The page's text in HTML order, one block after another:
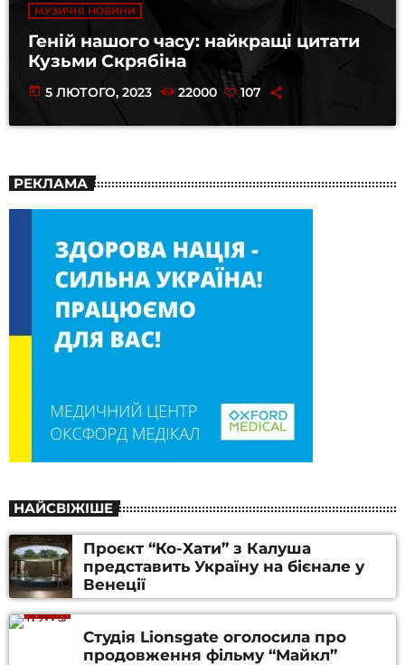
МУЗИЧНІ НОВИНИ
Геній нашого часу: найкращі цитати
Кузьми Скрябіна
today 5 ЛЮТОГО, 2023 22000 107
РЕКЛАМА
НАЙСВІЖІШЕ
Проєкт “Ко-Хати” з Калуша
представить Україну на бієнале у
Венеції
Студія Lionsgate оголосила про
продовження фільму “Майкл”